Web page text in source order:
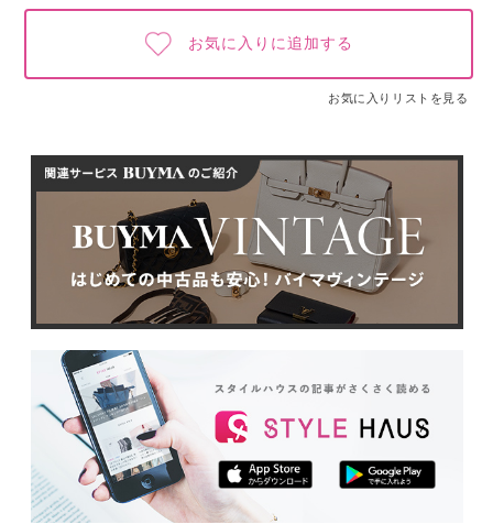
お気に入りに追加する
お気に入りリストを見る